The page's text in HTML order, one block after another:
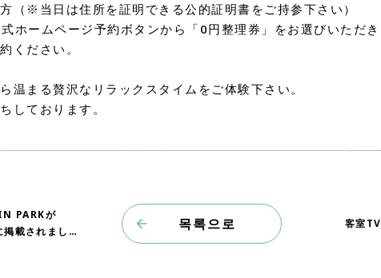
（※当日は住所を証明できる公的証明書をご持参下さい）
ホームページ予約ボタンから「0円整理券」をお選びいただ
ください。
温まる贅沢なリラックスタイムをご体験下さい。
しております。
PARKが
掲載されまし
목록으로 客室